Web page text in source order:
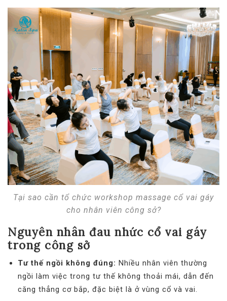
Tại sao cần tổ chức workshop massage cổ vai gáy
cho nhân viên công sở?
Nguyên nhân đau nhức cổ vai gáy
trong công sở
Tư thế ngồi không đúng: Nhiều nhân viên thường
ngồi làm việc trong tư thế không thoải mái, dẫn đến
căng thẳng cơ bắp, đặc biệt là ở vùng cổ và vai.